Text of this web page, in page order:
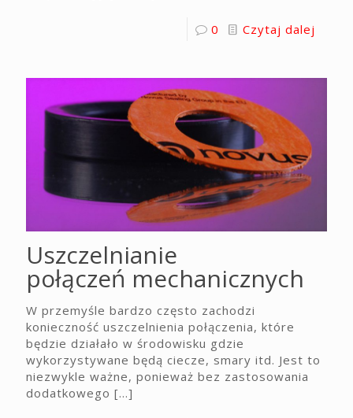
0 Czytaj dalej
Uszczelnianie
połączeń mechanicznych
W przemyśle bardzo często zachodzi
konieczność uszczelnienia połączenia, które
będzie działało w środowisku gdzie
wykorzystywane będą ciecze, smary itd. Jest to
niezwykle ważne, ponieważ bez zastosowania
dodatkowego […]